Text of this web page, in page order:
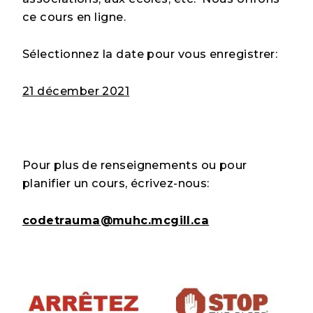
ce cours en ligne.
Sélectionnez la date pour vous enregistrer:
21 décember 2021
Pour plus de renseignements ou pour
planifier un cours, écrivez-nous:
codetrauma@muhc.mcgill.ca